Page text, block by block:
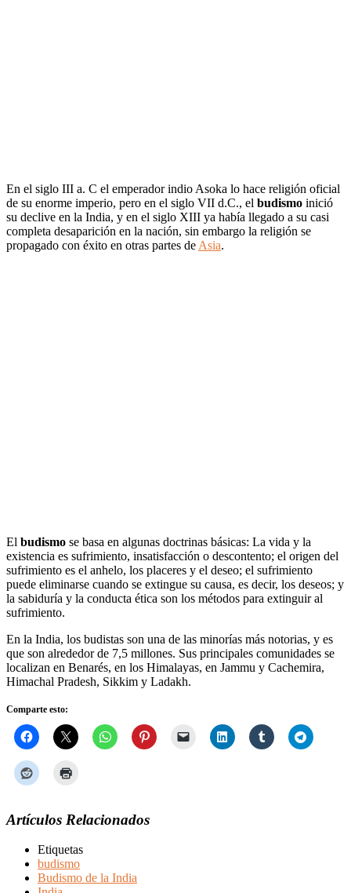
En el siglo III a. C el emperador indio Asoka lo hace religión oficial
de su enorme imperio, pero en el siglo VII d.C., el budismo inició
su declive en la India, y en el siglo XIII ya había llegado a su casi
completa desaparición en la nación, sin embargo la religión se
propagado con éxito en otras partes de Asia.
El budismo se basa en algunas doctrinas básicas: La vida y la
existencia es sufrimiento, insatisfacción o descontento; el origen del
sufrimiento es el anhelo, los placeres y el deseo; el sufrimiento
puede eliminarse cuando se extingue su causa, es decir, los deseos; y
la sabiduría y la conducta ética son los métodos para extinguir al
sufrimiento.
En la India, los budistas son una de las minorías más notorias, y es
que son alrededor de 7,5 millones. Sus principales comunidades se
localizan en Benarés, en los Himalayas, en Jammu y Cachemira,
Himachal Pradesh, Sikkim y Ladakh.
Comparte esto:
Artículos Relacionados
Etiquetas
budismo
Budismo de la India